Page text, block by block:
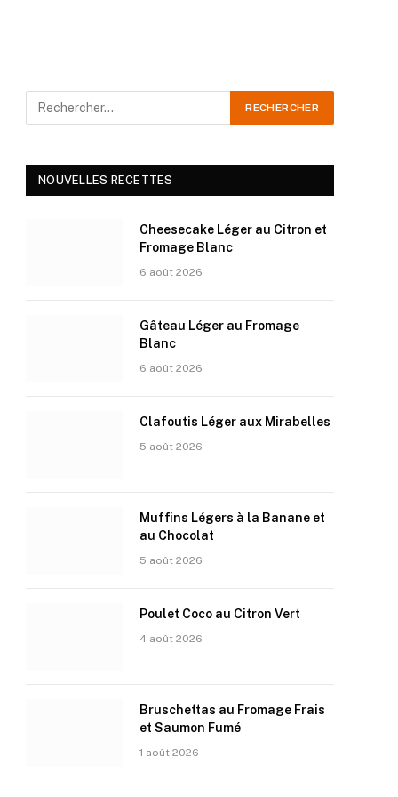
NOUVELLES RECETTES
Cheesecake Léger au Citron et
Fromage Blanc
6 août 2026
Gâteau Léger au Fromage
Blanc
6 août 2026
Clafoutis Léger aux Mirabelles
5 août 2026
Muffins Légers à la Banane et
au Chocolat
5 août 2026
Poulet Coco au Citron Vert
4 août 2026
Bruschettas au Fromage Frais
et Saumon Fumé
1 août 2026